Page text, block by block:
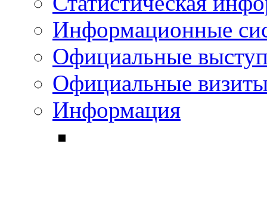
Информационные
Официальные
Официальные
Информация